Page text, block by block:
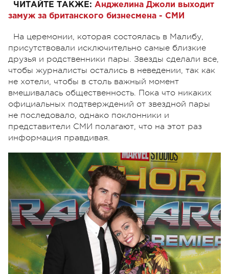
ЧИТАЙТЕ ТАКЖЕ: Анджелина Джоли выходит
замуж за британского бизнесмена - СМИ
На церемонии, которая состоялась в Малибу,
присутствовали исключительно самые близкие
друзья и родственники пары. Звезды сделали все,
чтобы журналисты остались в неведении, так как
не хотели, чтобы в столь важный момент
вмешивалась общественность. Пока что никаких
официальных подтверждений от звездной пары
не последовало, однако поклонники и
представители СМИ полагают, что на этот раз
информация правдивая.